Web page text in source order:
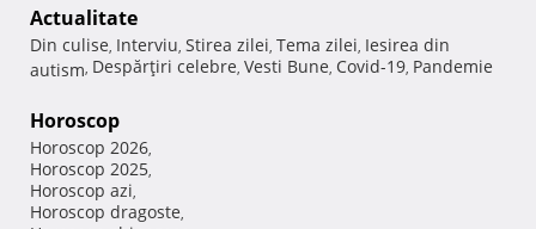
Actualitate
Din culise, Interviu, Stirea zilei, Tema zilei, Iesirea din
autism, Despărţiri celebre, Vesti Bune, Covid-19, Pandemie
Horoscop
Horoscop 2026,
Horoscop 2025,
Horoscop azi,
Horoscop dragoste,